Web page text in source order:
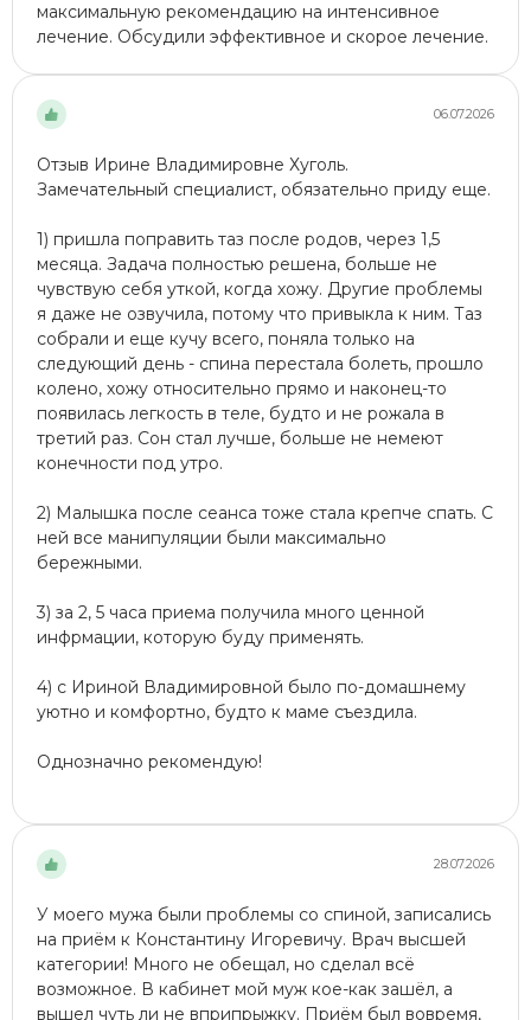
максимальную рекомендацию на интенсивное
лечение. Обсудили эффективное и скорое лечение.
06.07.2026
Отзыв Ирине Владимировне Хуголь.
Замечательный специалист, обязательно приду еще.
1) пришла поправить таз после родов, через 1,5
месяца. Задача полностью решена, больше не
чувствую себя уткой, когда хожу. Другие проблемы
я даже не озвучила, потому что привыкла к ним. Таз
собрали и еще кучу всего, поняла только на
следующий день - спина перестала болеть, прошло
колено, хожу относительно прямо и наконец-то
появилась легкость в теле, будто и не рожала в
третий раз. Сон стал лучше, больше не немеют
конечности под утро.
2) Малышка после сеанса тоже стала крепче спать. С
ней все манипуляции были максимально
бережными.
3) за 2, 5 часа приема получила много ценной
инфрмации, которую буду применять.
4) с Ириной Владимировной было по-домашнему
уютно и комфортно, будто к маме съездила.
Однозначно рекомендую!
28.07.2026
У моего мужа были проблемы со спиной, записались
на приём к Константину Игоревичу. Врач высшей
категории! Много не обещал, но сделал всё
возможное. В кабинет мой муж кое-как зашёл, а
вышел чуть ли не вприпрыжку. Приём был вовремя,